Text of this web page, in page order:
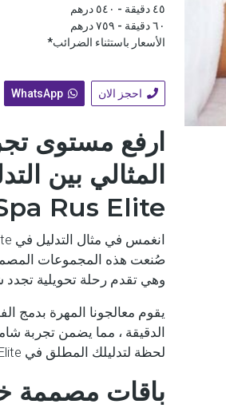
٤٥ دقيقة - ٥٤٠ درهم
٦٠ دقيقة - ٧٥٩ درهم
الأسعار باستثناء الضرائب*
احجز الان
ارفع مستوى
المثالي بين
Rus Elite
صُنعت هذه المجموعات المصممة
وهي تقدم رحلة تحويلية
يقوم معالجونا المهرة بدمج
الدقيقة ، مما يضمن تجربة
لحظة لتدليلك المطلق في Spa Rus Elite .
باقات مصممة